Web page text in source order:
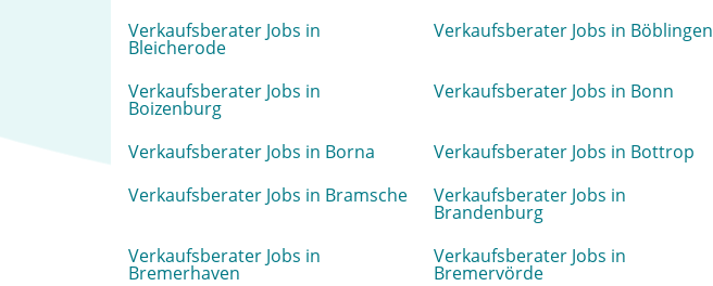
Verkaufsberater Jobs in
Bleicherode
Verkaufsberater Jobs in Böblingen
Verkaufsberater Jobs in
Boizenburg
Verkaufsberater Jobs in Bonn
Verkaufsberater Jobs in Borna Verkaufsberater Jobs in Bottrop
Verkaufsberater Jobs in Bramsche
Verkaufsberater Jobs in
Brandenburg
Verkaufsberater Jobs in
Bremerhaven
Verkaufsberater Jobs in
Bremervörde